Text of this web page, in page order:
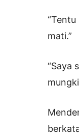
mati.”
“Saya